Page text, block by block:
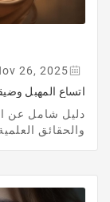
26, 2025
اتساع المهبل
دليل شامل عن
والحقائق